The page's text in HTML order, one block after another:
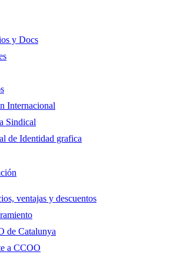
y Docs
Internacional
Sindical
de Identidad grafica
ventajas y descuentos
de Catalunya
a CCOO